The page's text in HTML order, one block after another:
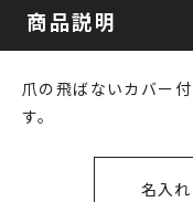
商品説明
爪の飛ばないカバー
す。
名入